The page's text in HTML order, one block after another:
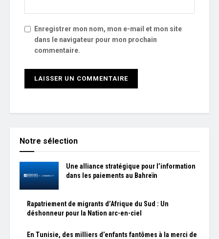
Enregistrer mon nom, mon e-mail et mon site
dans le navigateur pour mon prochain
commentaire.
Notre sélection
Une alliance stratégique pour l’information
dans les paiements au Bahreïn
Rapatriement de migrants d’Afrique du Sud : Un
déshonneur pour la Nation arc-en-ciel
En Tunisie, des milliers d’enfants fantômes à la merci de